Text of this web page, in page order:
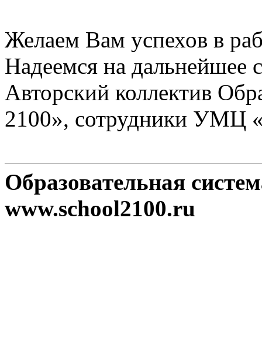
Желаем Вам успехов в
Надеемся на дальнейшее
Авторский коллектив
2100», сотрудники УМЦ
Образовательная
www.school2100.ru